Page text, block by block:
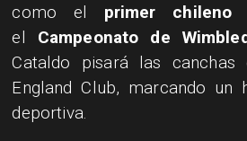
como el primer chileno
el Campeonato de
Cataldo pisará las
England Club, marcando
deportiva.